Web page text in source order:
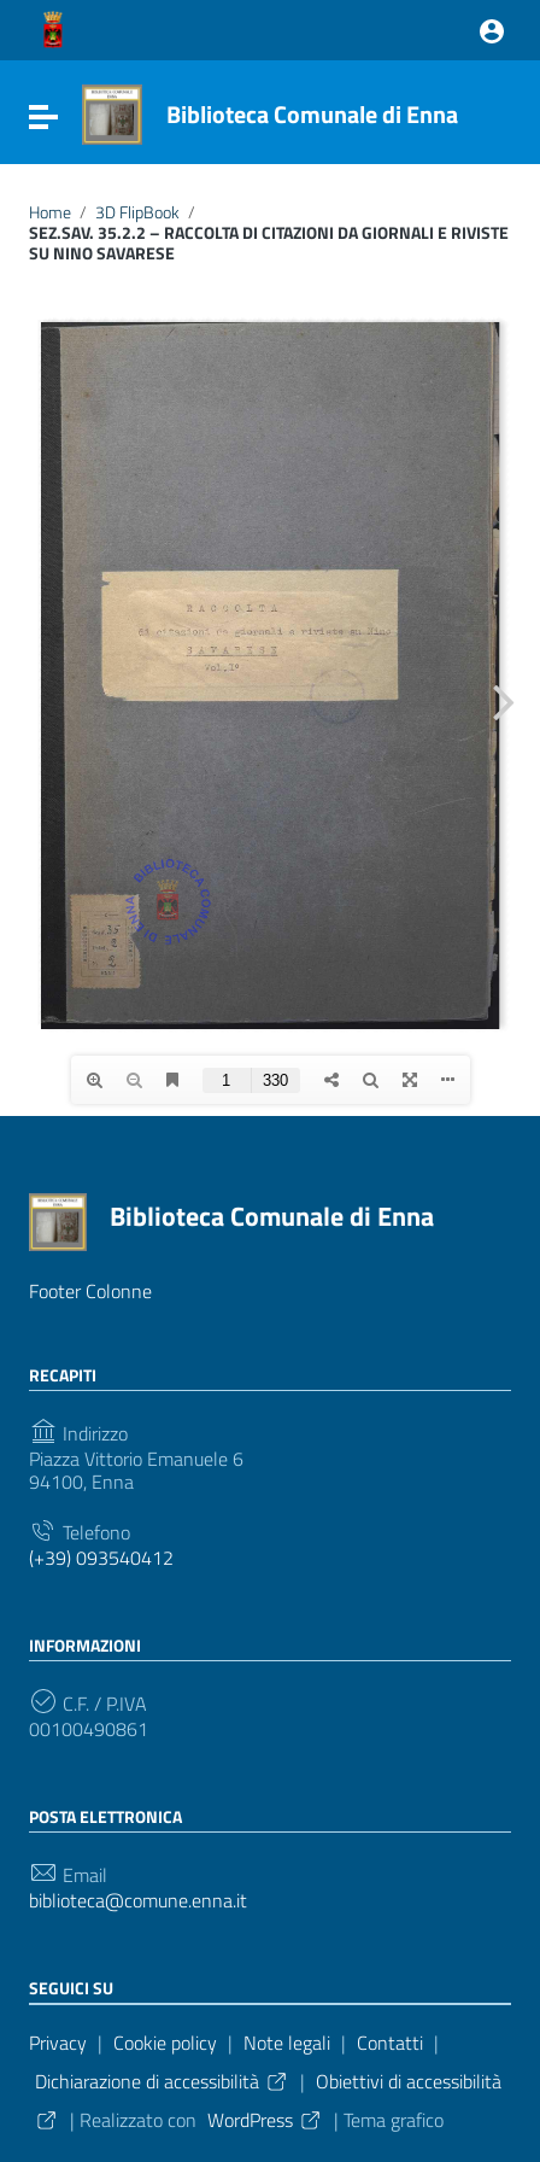
Vai ai contenuti
Vai al menu di navigazione
Vai al footer
Attiva / disattiva la navigazione
Biblioteca Comunale di Enna
Home / 3D FlipBook /
SEZ.SAV. 35.2.2 – RACCOLTA DI CITAZIONI DA GIORNALI E RIVISTE
SU NINO SAVARESE
Biblioteca Comunale di Enna
Footer Colonne
RECAPITI
Indirizzo
Piazza Vittorio Emanuele 6
94100, Enna
Telefono
(+39) 093540412
INFORMAZIONI
C.F. / P.IVA
00100490861
POSTA ELETTRONICA
Email
biblioteca@comune.enna.it
SEGUICI SU
Sezione Link Utili
Privacy | Cookie policy | Note legali | Contatti |
Dichiarazione di accessibilità
| Obiettivi di accessibilità
| Realizzato con WordPress | Tema grafico